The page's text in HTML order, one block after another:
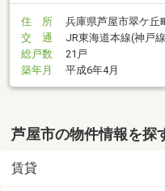
住 所
兵庫県芦屋市翠ケ丘
交 通
JR東海道本線(神戸
総戸数
21戸
築年月
平成6年4月
芦屋市の物件情報を探
賃貸